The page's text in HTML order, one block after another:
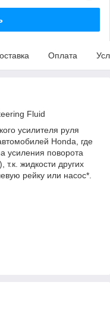
Оплата
Fluid
усилителя руля
Honda, где
усиления поворота
т.к. жидкости других
рейку или насос*.